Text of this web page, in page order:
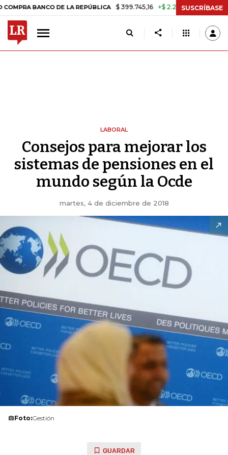
DE LA REPÚBLICA $ 399.745,16 +$ 2.295,71 +0,58% TASA
SUSCRÍBASE
LABORAL
Consejos para mejorar los
sistemas de pensiones en el
mundo según la Ocde
martes, 4 de diciembre de 2018
Foto:Gestión
GUARDAR